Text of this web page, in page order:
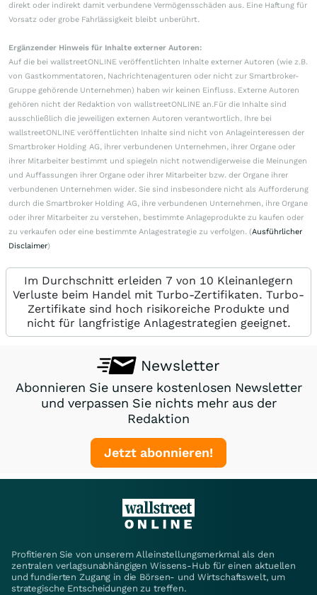
direkt oder indirekt damit verbundene Vermögensschäden aus. Eine Haftung für
Vorsatz oder grobe Fahrlässigkeit bleibt unberührt.
Ergänzender Hinweis für Inhalte externer Autoren:
Auf die bei wallstreetONLINE veröffentlichten Inhalte externer Autoren (wie z.B.
von Gastkommentatoren, Nachrichtenagenturen oder nicht zur Smartbroker-
Gruppe gehörende Unternehmen) haben wir keinen Einfluss. Externe Autoren
gehören nicht der Redaktion von wallstreetONLINE an.Für die Inhalte sind
ausschließlich die jeweiligen externen Autoren verantwortlich. Ihre bei
wallstreetONLINE veröffentlichten Inhalte sind nicht von Anlageinteressen der
Smartbroker Holding AG, ihrer verbundenen Unternehmen, ihrer Organe oder
ihrer Mitarbeiter bestimmt und spiegeln nicht notwendigerweise die Meinungen
und Auffassungen ihrer Organe oder ihrer Mitarbeiter bzw. der Organe ihrer
verbundenen Unternehmen wider. Sie sind insbesondere nicht als Aufforderung
durch die Smartbroker Holding AG, ihre verbundenen Unternehmen, ihre Organe
oder ihrer Mitarbeiter zu verstehen, bestimmte Anlageprodukte zu kaufen oder
zu verkaufen oder eine bestimmte Anlagestrategie zu verfolgen. (Ausführlicher
Disclaimer)
Im Durchschnitt erleiden 7 von 10 Kleinanlegern
Verluste beim Handel mit Turbo-Zertifikaten. Turbo-
Zertifikate sind hoch risikoreiche Produkte und
nicht für langfristige Anlagestrategien geeignet.
Newsletter
Abonnieren Sie unsere kostenlosen Newsletter
und verpassen Sie nichts mehr aus der
Redaktion
Jetzt abonnieren!
Profitieren Sie von unserem Alleinstellungsmerkmal als den
zentralen verlagsunabhängigen Wissens-Hub für einen aktuellen
und fundierten Zugang in die Börsen- und Wirtschaftswelt, um
strategische Entscheidungen zu treffen.